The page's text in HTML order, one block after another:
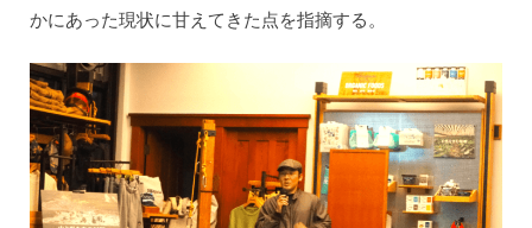
かにあった現状に甘えてきた点を指摘する。